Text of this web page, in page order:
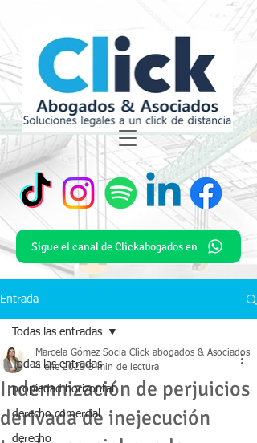
Sigue el canal de Clickabogados en
Entrada
Todas las entradas
propiedad horizontal
derecho comercial
derecho
Todas las entradas
Indemnización de perjuicios
derivada de inejecución
Marcela Gómez Socia Click abogados & Asociados
4 ene 2023 3 min de lectura